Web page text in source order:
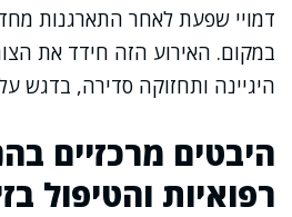
דמויי שפעת לאחר התארגנות
במקום. האירוע הזה חידד את
היגיינה ותחזוקה סדירה, בדגש על
היבטים מרכזיים
רפואיות והטיפול